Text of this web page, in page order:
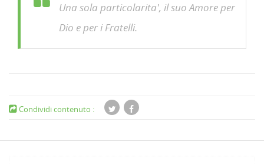
Una sola particolarita', il suo Amore per
Dio e per i Fratelli.
Condividi contenuto :